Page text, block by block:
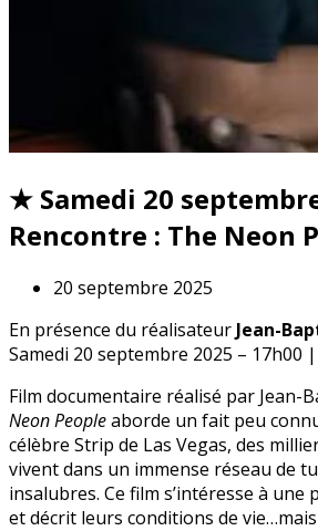
★ Samedi 20
Rencontre : The Neon
20 septembre 2025
En présence du réalisateur Jean-
Samedi 20 septembre 2025 – 17h00
Film documentaire réalisé par Jean-
Neon Peopleaborde un fait peu
célèbre Strip de Las Vegas, des
vivent dans un immense réseau de
insalubres. Ce film s’intéresse à une
et décrit leurs conditions de